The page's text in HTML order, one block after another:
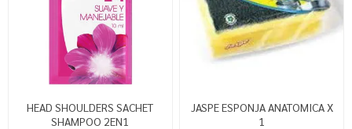
HEAD SHOULDERS SACHET
SHAMPOO 2EN1
JASPE ESPONJA ANATOMICA X
1